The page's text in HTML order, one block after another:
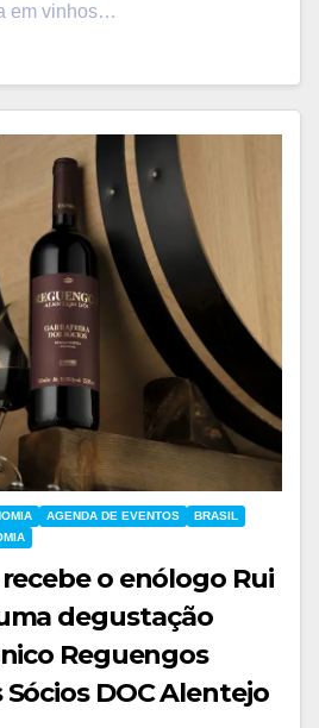
em vinhos…
AGENDA DE EVENTOS
BRASIL
o enólogo Rui
degustação
Reguengos
DOC Alentejo